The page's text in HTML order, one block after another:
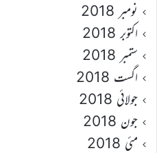
نومبر 2018
اکتوبر 2018
ستمبر 2018
اگست 2018
جولائی 2018
جون 2018
مئی 2018